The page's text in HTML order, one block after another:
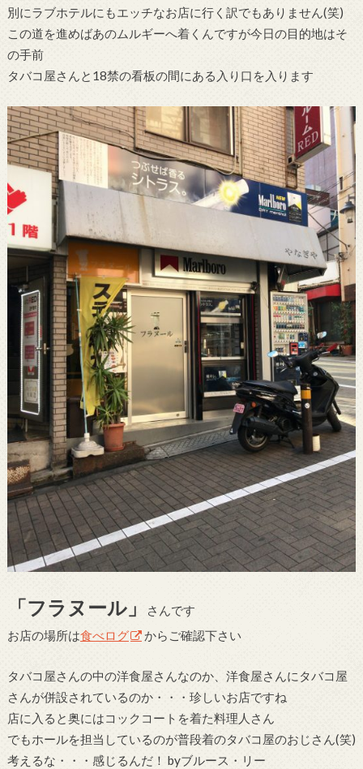
別にラブホテルにもエッチなお店に行く訳でもありません(笑)
この道を進めばあのムルギーへ着くんですが今日の目的地はそ
の手前
タバコ屋さんと18禁の看板の間にある入り口を入ります
「フラヌール」
さんです
お店の場所は食べログ からご確認下さい
タバコ屋さんの中の洋食屋さんなのか、洋食屋さんにタバコ屋
さんが併設されているのか・・・珍しいお店ですね
店に入ると奥にはコックコートを着た料理人さん
でもホールを担当しているのが普段着のタバコ屋のおじさん(笑)
考えるな・・・感じるんだ！ byブルース・リー